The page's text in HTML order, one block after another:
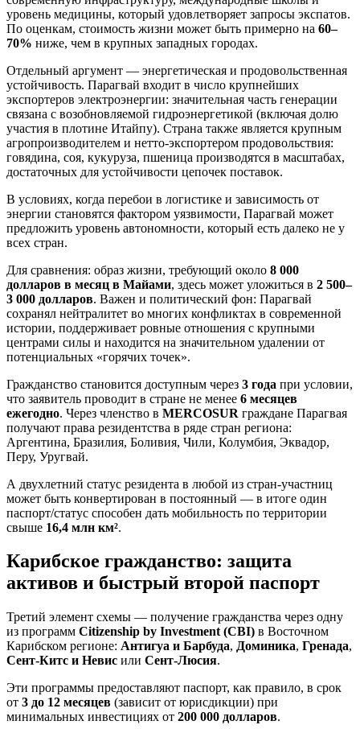
уровень медицины, который удовлетворяет запросы экспатов.
По оценкам, стоимость жизни может быть примерно на 60–
70% ниже, чем в крупных западных городах.
Отдельный аргумент — энергетическая и продовольственная
устойчивость. Парагвай входит в число крупнейших
экспортеров электроэнергии: значительная часть генерации
связана с возобновляемой гидроэнергетикой (включая долю
участия в плотине Итайпу). Страна также является крупным
агропроизводителем и нетто-экспортером продовольствия:
говядина, соя, кукуруза, пшеница производятся в масштабах,
достаточных для устойчивости цепочек поставок.
В условиях, когда перебои в логистике и зависимость от
энергии становятся фактором уязвимости, Парагвай может
предложить уровень автономности, который есть далеко не у
всех стран.
Для сравнения: образ жизни, требующий около 8 000
долларов в месяц в Майами, здесь может уложиться в 2 500–
3 000 долларов. Важен и политический фон: Парагвай
сохранял нейтралитет во многих конфликтах в современной
истории, поддерживает ровные отношения с крупными
центрами силы и находится на значительном удалении от
потенциальных «горячих точек».
Гражданство становится доступным через 3 года при условии,
что заявитель проводит в стране не менее 6 месяцев
ежегодно. Через членство в MERCOSUR граждане Парагвая
получают права резидентства в ряде стран региона:
Аргентина, Бразилия, Боливия, Чили, Колумбия, Эквадор,
Перу, Уругвай.
А двухлетний статус резидента в любой из стран-участниц
может быть конвертирован в постоянный — в итоге один
паспорт/статус способен дать мобильность по территории
свыше 16,4 млн км².
Карибское гражданство: защита
активов и быстрый второй паспорт
Третий элемент схемы — получение гражданства через одну
из программ Citizenship by Investment (CBI) в Восточном
Карибском регионе: Антигуа и Барбуда, Доминика, Гренада,
Сент-Китс и Невис или Сент-Люсия.
Эти программы предоставляют паспорт, как правило, в срок
от 3 до 12 месяцев (зависит от юрисдикции) при
минимальных инвестициях от 200 000 долларов.